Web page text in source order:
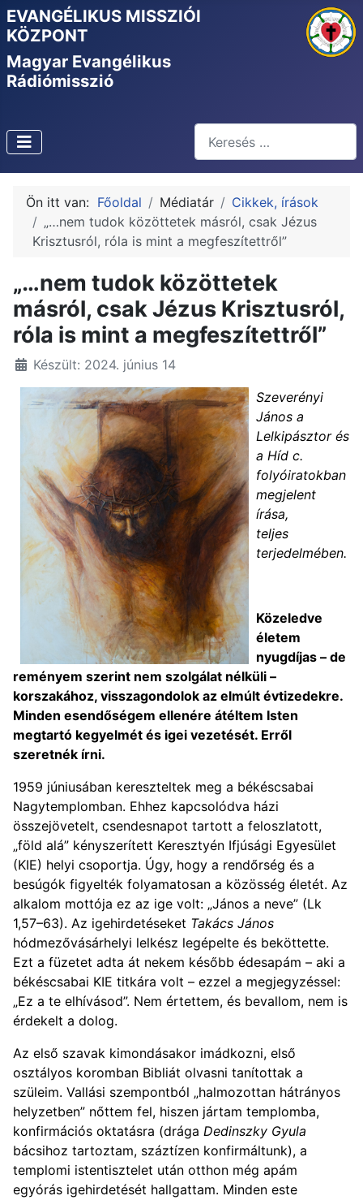
EVANGÉLIKUS MISSZIÓI
KÖZPONT
Magyar Evangélikus
Rádiómisszió
Type 2 or more characters
Ön itt van: Főoldal Médiatár
Cikkek, írások
„…nem tudok közöttetek másról, csak Jézus
Krisztusról, róla is mint a megfeszítettről”
„…nem tudok közöttetek
másról, csak Jézus Krisztusról,
róla is mint a megfeszítettről”
Készült: 2024. június 14
Szeverényi
János a
Lelkipásztor és
a Híd c.
folyóiratokban
megjelent
írása,
teljes
terjedelmében.
Közeledve
életem
nyugdíjas – de
reményem szerint nem szolgálat nélküli –
korszakához, visszagondolok az elmúlt évtizedekre.
Minden esendőségem ellenére átéltem Isten
megtartó kegyelmét és igei vezetését. Erről
szeretnék írni.
1959 júniusában kereszteltek meg a békéscsabai
Nagytemplomban. Ehhez kapcsolódva házi
összejövetelt, csendesnapot tartott a feloszlatott,
„föld alá” kényszerített Keresztyén Ifjúsági Egyesület
(KIE) helyi csoportja. Úgy, hogy a rendőrség és a
besúgók figyelték folyamatosan a közösség életét. Az
alkalom mottója ez az ige volt: „János a neve” (Lk
1,57–63). Az igehirdetéseket Takács János
hódmezővásárhelyi lelkész legépelte és beköttette.
Ezt a füzetet adta át nekem később édesapám – aki a
békéscsabai KIE titkára volt – ezzel a megjegyzéssel:
„Ez a te elhívásod”. Nem értettem, és bevallom, nem is
érdekelt a dolog.
Az első szavak kimondásakor imádkozni, első
osztályos koromban Bibliát olvasni tanítottak a
szüleim. Vallási szempontból „halmozottan hátrányos
helyzetben” nőttem fel, hiszen jártam templomba,
konfirmációs oktatásra (drága Dedinszky Gyula
bácsihoz tartoztam, száztízen konfirmáltunk), a
templomi istentisztelet után otthon még apám
egyórás igehirdetését hallgattam. Minden este